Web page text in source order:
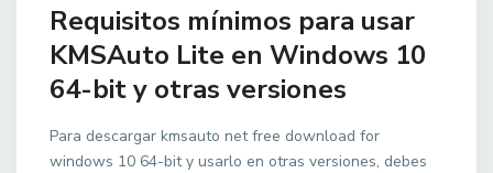
Requisitos mínimos para usar
KMSAuto Lite en Windows 10
64-bit y otras versiones
Para descargar kmsauto net free download for
windows 10 64-bit y usarlo en otras versiones, debes